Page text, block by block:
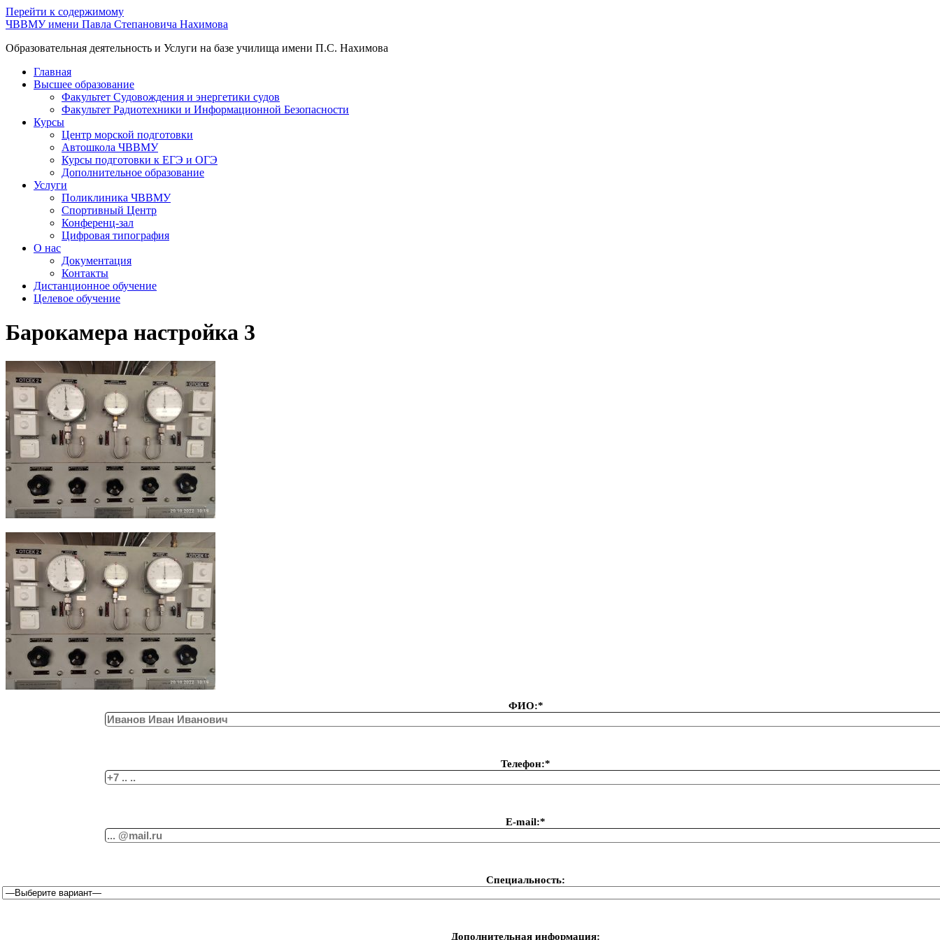
Перейти к содержимому
ЧВВМУ имени Павла Степановича Нахимова
Образовательная деятельность и Услуги на базе училища имени П.С. Нахимова
Главная
Высшее образование
Факультет Судовождения и энергетики судов
Факультет Радиотехники и Информационной Безопасности
Курсы
Центр морской подготовки
Автошкола ЧВВМУ
Курсы подготовки к ЕГЭ и ОГЭ
Дополнительное образование
Услуги
Поликлиника ЧВВМУ
Спортивный Центр
Конференц-зал
Цифровая типография
О нас
Документация
Контакты
Дистанционное обучение
Целевое обучение
Барокамера настройка 3
ФИО:*
Телефон:*
Е-mail:*
Специальность:
Дополнительная информация: